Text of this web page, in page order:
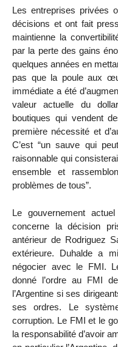
Les entreprises privées
décisions et ont fait
maintienne la
par la perte des gains
quelques années en
pas que la poule aux
immédiate a été
valeur actuelle du
boutiques qui vendent
première nécessité et
C’est “un sauve qui
raisonnable qui
ensemble et
problèmes de tous”.
Le gouvernement
concerne la décision
antérieur de Rodriguez
extérieure. Duhalde a
négocier avec le FMI.
donné l’ordre au FMI
l’Argentine si ses
ses ordres. Le
corruption. Le FMI et le
la responsabilité d’avoir